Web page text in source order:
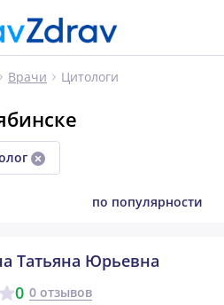
Врачи Цитологи
по популярности
Татьяна Юрьевна
0 0 отзывов